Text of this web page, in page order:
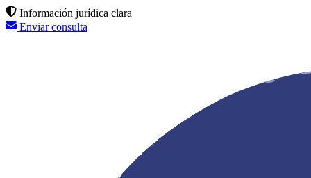
Información jurídica clara
Enviar consulta